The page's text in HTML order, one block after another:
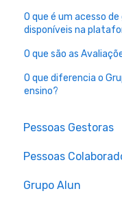
O que é um acesso
disponíveis na
O que são as
O que diferencia o
ensino?
Pessoas Gestoras
Alura Studio
Performance Lab
Pessoas
Login
Grupo Alun